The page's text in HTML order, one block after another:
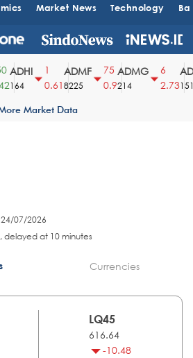
Market News Technology
ADHI
164
0.61
ADMF
8225
75
0.9
ADMG
214
2.731510
Market Data
07/2026
delayed at 10 minutes
Currencies
LQ45
616.64
-10.48